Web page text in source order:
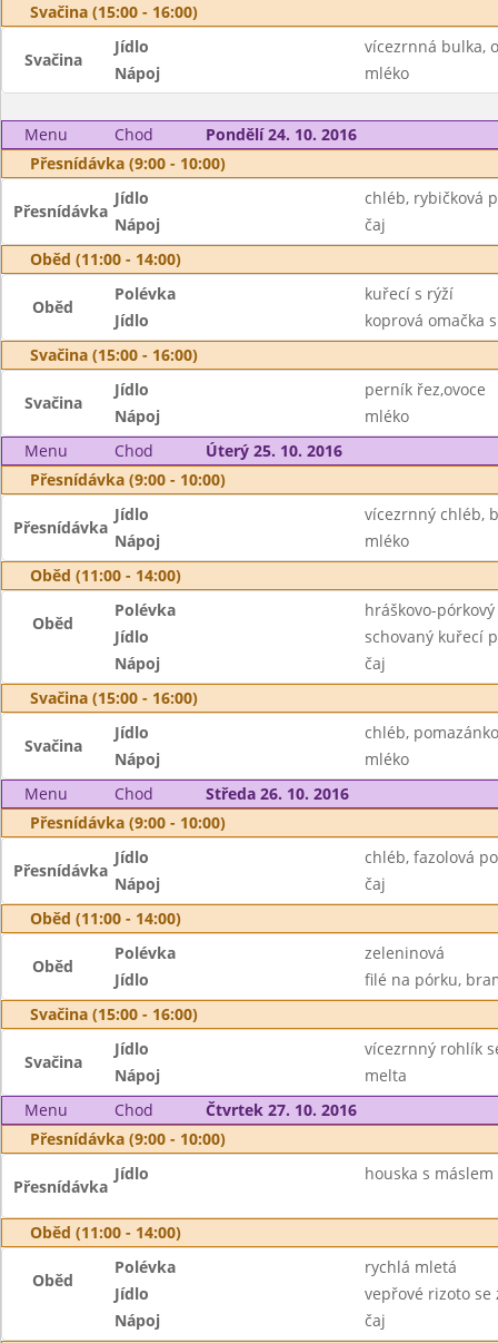
Svačina (15:00 - 16:00)
Svačina
Jídlo
vícezrnná bulka,
Nápoj
mléko
Menu Chod
Pondělí 24. 10. 2016
Přesnídávka (9:00 - 10:00)
Přesnídávka
Jídlo
chléb, rybičková
Nápoj
čaj
Oběd (11:00 - 14:00)
Oběd
Polévka
kuřecí s rýží
Jídlo
koprová omačka
Svačina (15:00 - 16:00)
Svačina
Jídlo
perník řez,ovoce
Nápoj
mléko
Menu
Chod
Úterý 25. 10. 2016
Přesnídávka (9:00 - 10:00)
Přesnídávka
Jídlo
vícezrnný chléb,
Nápoj
mléko
Oběd (11:00 - 14:00)
Oběd
Polévka
hráškovo-
Jídlo
schovaný kuřecí
Nápoj
čaj
Svačina (15:00 - 16:00)
Svačina
Jídlo
chléb,
Nápoj
mléko
Menu
Chod
Středa 26. 10. 2016
Přesnídávka (9:00 - 10:00)
Přesnídávka
Jídlo
chléb, fazolová
Nápoj
čaj
Oběd (11:00 - 14:00)
Oběd
Polévka
zeleninová
Jídlo
filé na pórku,
Svačina (15:00 - 16:00)
Svačina
Jídlo
vícezrnný rohlík
Nápoj
melta
Menu
Chod
Čtvrtek 27. 10. 2016
Přesnídávka (9:00 - 10:00)
Přesnídávka
Jídlo houska s
Oběd (11:00 - 14:00)
Oběd
Polévka
rychlá mletá
Jídlo
vepřové rizoto se
Nápoj
čaj